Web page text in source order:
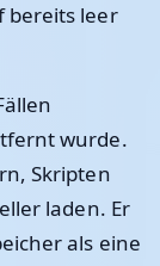
bereits leer
wurde.
Skripten
laden. Er
als eine